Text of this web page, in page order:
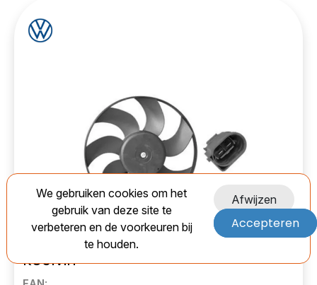
Volkswagen 4581190 Airco
Koelvin-
We gebruiken cookies om het
gebruik van deze site te
verbeteren en de voorkeuren bij
te houden.
Afwijzen
Accepteren